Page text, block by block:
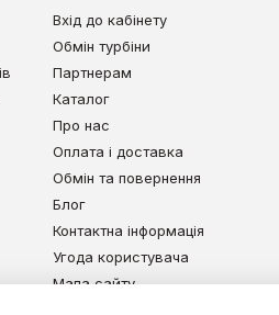
Вхід до кабінету
Обмін турбіни
Партнерам
Каталог
Про нас
Оплата і доставка
Обмін та повернення
Блог
Контактна інформація
Угода користувача
Мапа сайту